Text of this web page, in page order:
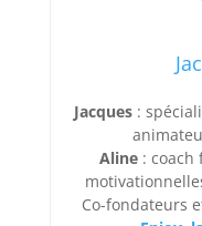
Jacques :
Aline : coach
Co-fondateurs